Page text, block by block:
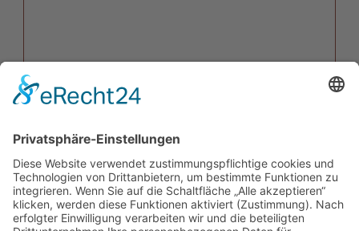
Mit dem Absenden der Anfrage erklären Sie sich mit
der Verarbeitung Ihrer Daten zum
Zweck der Bearbeitung Ihrer Anfrage einverstanden.
Weitere Informationen zur
Datenverarbeitung finden Sie in
derDatenschutzerklärung